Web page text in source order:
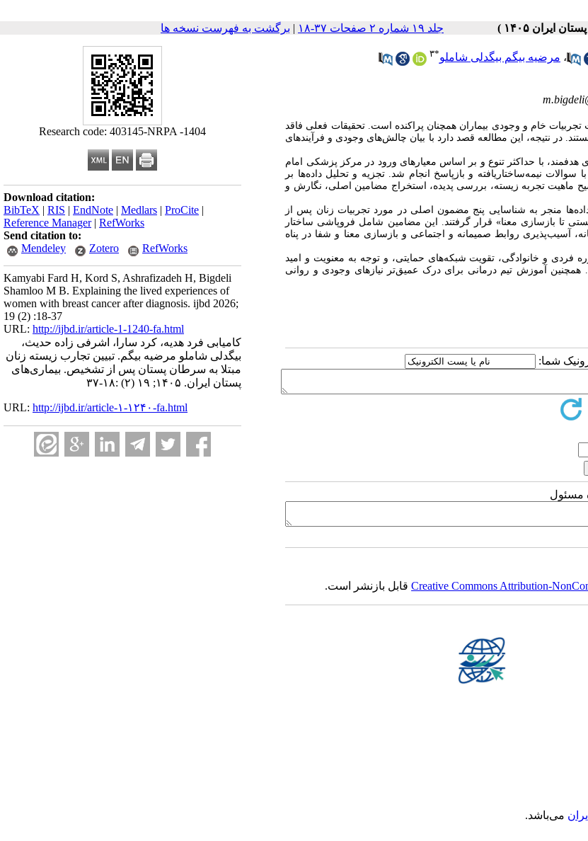
جلد ۱۹ شماره ۲ صفحات ۳۷-۱۸ | برگشت به فهرست نسخه ها
Research code: 403145-NRPA -1404
Download citation:
BibTeX | RIS | EndNote | Medlars | ProCite |
Reference Manager| RefWorks
Send citation to:
Mendeley
Zotero RefWorks
Kamyabi Fard H, Kord S, Ashrafizadeh H, Bigdeli
Shamloo M B. Explaining the lived experiences of
women with breast cancer after diagnosis. ijbd 2026;
19 (2) :18-37
URL: http://ijbd.ir/article-1-1240-fa.html
کامیابی فرد هدیه، کرد سارا، اشرفی زاده حدیث،
بیگدلی شاملو مرضیه بیگم. تبیین تجارب زیسته زنان
مبتلا به سرطان پستان پس از تشخیص. بیماری‌های
پستان ایران. ۱۴۰۵; ۱۹ (۲) :۱۸-۳۷
URL: http://ijbd.ir/article-۱-۱۲۴۰-fa.html
، مرضیه بیگم بیگدلی شاملو*۳
خام و وجودی بیماران همچنان پراکنده است. تحقیقات فعلی فاقد
در نتیجه، این مطالعه قصد دارد با بیان چالش‌های وجودی و فرآیندهای
با حداکثر تنوع و بر اساس معیارهای ورود در مرکز پزشکی امام
نیمه‌ساختاریافته و بازپاسخ انجام شد. تجزیه و تحلیل داده‌ها بر
تجربه زیسته، بررسی پدیده، استخراج مضامین اصلی، نگارش و
منجر به شناسایی پنج مضمون اصلی در مورد تجربیات زنان پس از
بازسازی معنا» قرار گرفتند. این مضامین شامل فروپاشی ساختار
آسیب‌پذیری روابط صمیمانه و اجتماعی و بازسازی معنا و شفا در پناه
فردی و خانوادگی، تقویت شبکه‌های حمایتی، و توجه به معنویت و امید
همچنین آموزش تیم درمانی برای درک عمیق‌تر نیازهای وجودی و روانی
شما:
مسئول
Creative Commons Attribution-قابل بازنشر است.
می‌باشد.